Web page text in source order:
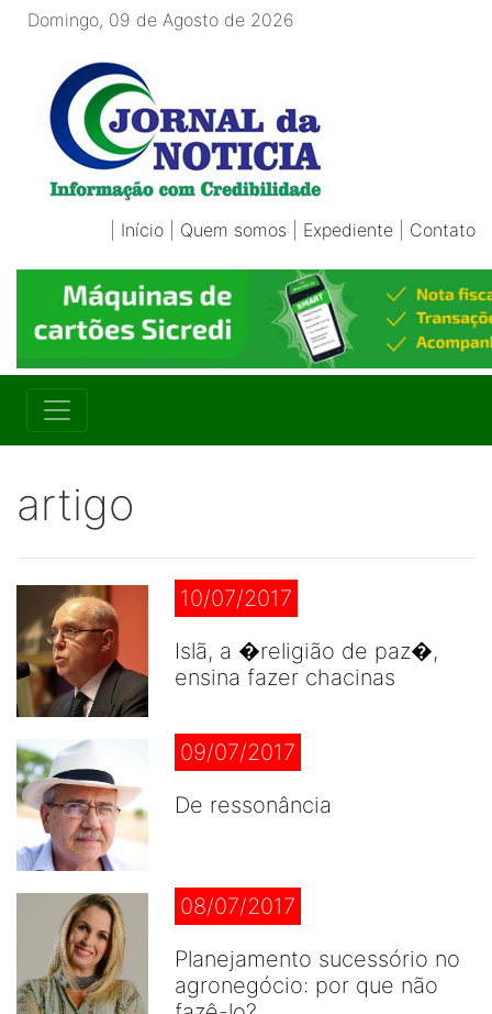
Domingo, 09 de Agosto de 2026
Início Quem somos Expediente Contato
artigo
10/07/2017
Islã, a �religião de paz�,
ensina fazer chacinas
09/07/2017
De ressonância
08/07/2017
Planejamento sucessório no
agronegócio: por que não